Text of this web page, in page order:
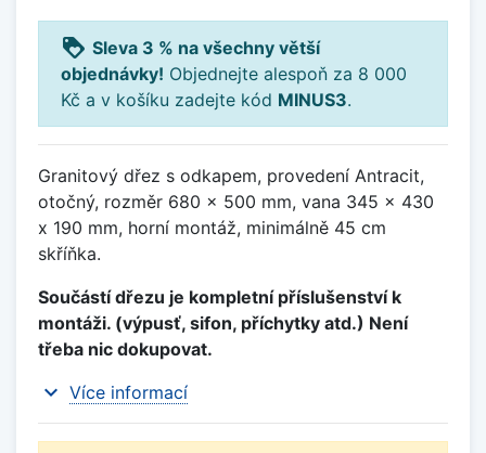
loyalty Sleva 3 % na všechny větší
objednávky! Objednejte alespoň za 8 000
Kč a v košíku zadejte kód MINUS3.
Granitový dřez s odkapem, provedení Antracit,
otočný, rozměr 680 x 500 mm, vana 345 x 430
x 190 mm, horní montáž, minimálně 45 cm
skříňka.
Součástí dřezu je kompletní příslušenství k
montáži. (výpusť, sifon, příchytky atd.) Není
třeba nic dokupovat.
expand_more Více informací